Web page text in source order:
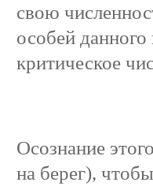
свою
особей
критическое
Осознание
на берег),